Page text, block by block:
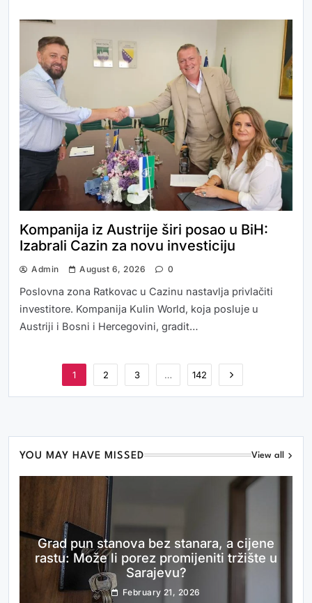
Kompanija iz Austrije širi posao u BiH:
Izabrali Cazin za novu investiciju
Admin August 6, 2026 0
Poslovna zona Ratkovac u Cazinu nastavlja privlačiti
investitore. Kompanija Kulin World, koja posluje u
Austriji i Bosni i Hercegovini, gradit…
1 2 3 … 142
YOU MAY HAVE MISSED View all
Grad pun stanova bez stanara, a cijene
rastu: Može li porez promijeniti tržište u
Sarajevu?
February 21, 2026